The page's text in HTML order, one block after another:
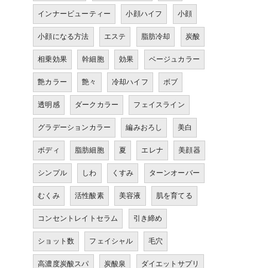
インナービューティー 小顔ハイフ 小顔
小顔になる方法 エステ 脂肪冷却 炭酸
相乗効果 幹細胞 効果 ベージュカラー
艶カラー 艶々 冷却ハイフ ボブ
透明感 ダークカラー フェイスライン
グラデーションカラー 編みおろし 美白
ボディ 脂肪細胞 夏 エレナ 美顔器
シンプル しわ くすみ ターンオーバー
むくみ 活性酸素 美容液 肌を育てる
コンセントレイトセラム 引き締め
ショット数 フェイシャル 毛穴
高濃度炭酸スパ 炭酸泉 ダイエットサプリ